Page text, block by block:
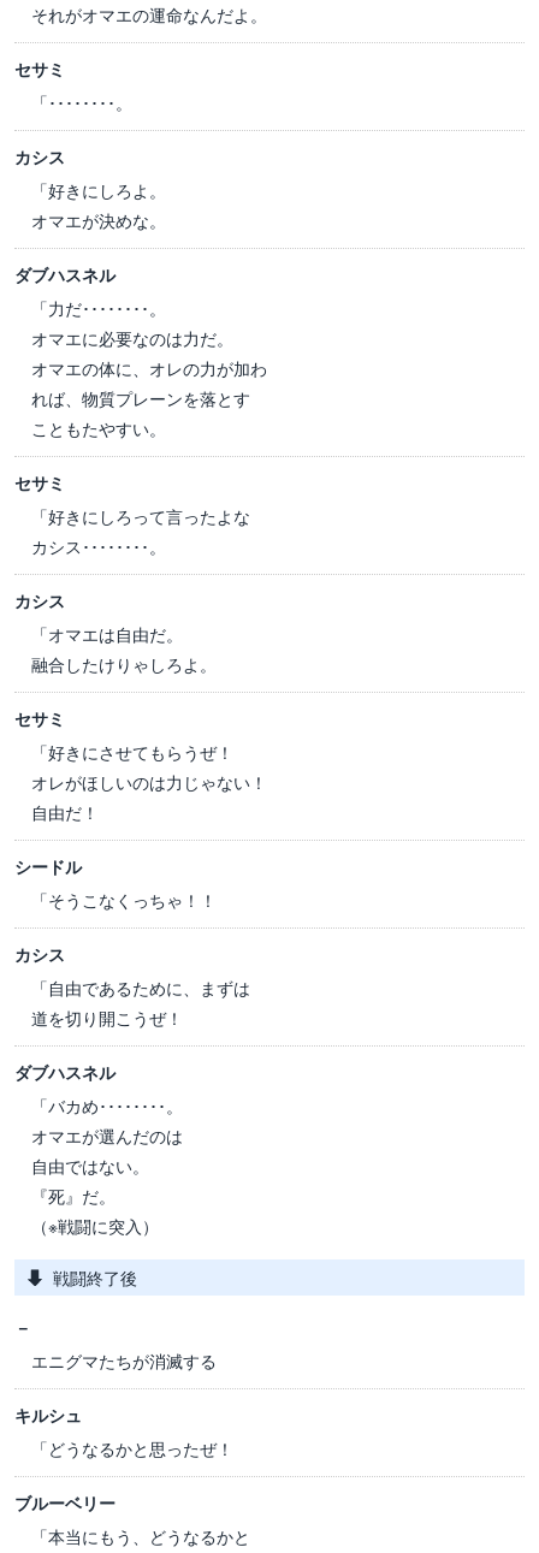
それがオマエの運命なんだよ。
セサミ
「････････。
カシス
「好きにしろよ。
オマエが決めな。
ダブハスネル
「力だ････････。
オマエに必要なのは力だ。
オマエの体に、オレの力が加わ
れば、物質プレーンを落とす
こともたやすい。
セサミ
「好きにしろって言ったよな
カシス････････。
カシス
「オマエは自由だ。
融合したけりゃしろよ。
セサミ
「好きにさせてもらうぜ！
オレがほしいのは力じゃない！
自由だ！
シードル
「そうこなくっちゃ！！
カシス
「自由であるために、まずは
道を切り開こうぜ！
ダブハスネル
「バカめ････････。
オマエが選んだのは
自由ではない。
『死』だ。
（※戦闘に突入）
戦闘終了後
－
エニグマたちが消滅する
キルシュ
「どうなるかと思ったぜ！
ブルーベリー
「本当にもう、どうなるかと